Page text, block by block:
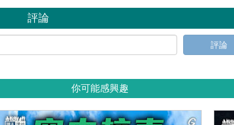
評論
評論
你可能感興趣